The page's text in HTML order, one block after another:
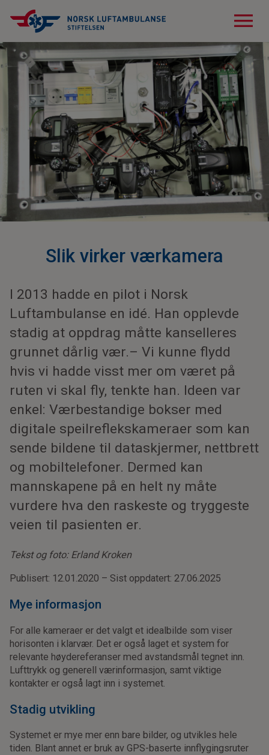
menu
Slik virker værkamera
I 2013 hadde en pilot i Norsk
Luftambulanse en idé. Han opplevde
stadig at oppdrag måtte kanselleres
grunnet dårlig vær.– Vi kunne flydd
hvis vi hadde visst mer om været på
ruten vi skal fly, tenkte han. Ideen var
enkel: Værbestandige bokser med
digitale speilreflekskameraer som kan
sende bildene til dataskjermer, nettbrett
og mobiltelefoner. Dermed kan
mannskapene på en helt ny måte
vurdere hva den raskeste og tryggeste
veien til pasienten er.
Tekst og foto: Erland Kroken
Publisert: 12.01.2020 – Sist oppdatert: 27.06.2025
Mye informasjon
For alle kameraer er det valgt et idealbilde som viser
horisonten i klarvær. Det er også laget et system for
relevante høydereferanser med avstandsmål tegnet inn.
Lufttrykk og generell værinformasjon, samt viktige
kontakter er også lagt inn i systemet.
Stadig utvikling
Systemet er mye mer enn bare bilder, og utvikles hele
tiden. Blant annet er bruk av GPS-baserte innflygingsruter